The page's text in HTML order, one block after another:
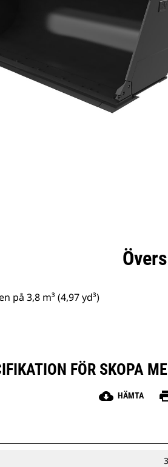
Specifikationer
på 3,8 m³ (4,97 yd³)
FÖR SKOPA
cloud_download HÄMTA